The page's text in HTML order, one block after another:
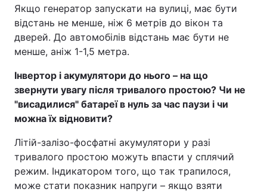
Якщо генератор запускати на вулиці, має бути
відстань не менше, ніж 6 метрів до вікон та
дверей. До автомобілів відстань має бути не
менше, аніж 1-1,5 метра.
Інвертор і акумулятори до нього – на що
звернути увагу після тривалого простою? Чи не
"висадилися" батареї в нуль за час паузи і чи
можна їх відновити?
Літій-залізо-фосфатні акумулятори у разі
тривалого простою можуть впасти у сплячий
режим. Індикатором того, що так трапилося,
може стати показник напруги – якщо взяти